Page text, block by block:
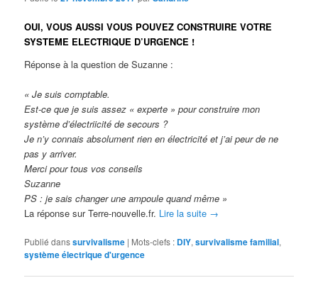
OUI, VOUS AUSSI VOUS POUVEZ CONSTRUIRE VOTRE
SYSTEME ELECTRIQUE D’URGENCE !
Réponse à la question de Suzanne :
« Je suis comptable.
Est-ce que je suis assez « experte » pour construire mon
système d’électriicité de secours ?
Je n’y connais absolument rien en électricité et j’ai peur de ne
pas y arriver.
Merci pour tous vos conseils
Suzanne
PS : je sais changer une ampoule quand même »
La réponse sur Terre-nouvelle.fr. Lire la suite →
Publié danssurvivalisme | Mots-clefs : DIY,survivalisme familial,
système électrique d'urgence